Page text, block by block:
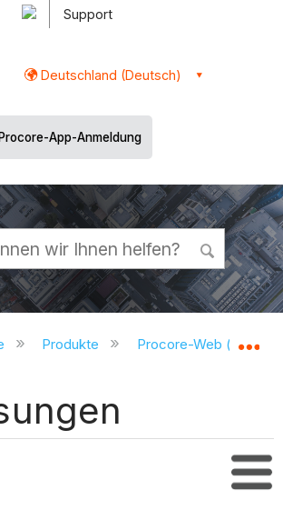
Support
Deutschland (Deutsch)
Procore-App-Anmeldung
Hierarchie auf- und
Produkte Procore-Web